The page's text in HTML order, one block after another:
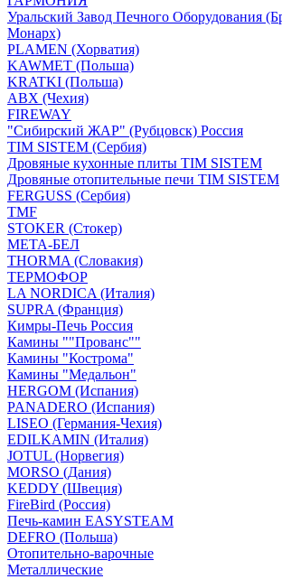
Уральский Завод Печного Оборудования
Монарх)
PLAMEN (Хорватия)
KAWMET (Польша)
KRATKI (Польша)
ABX (Чехия)
FIREWAY
"Сибирский ЖАР" (Рубцовск) Россия
TIM SISTEM (Сербия)
Дровяные кухонные плиты TIM SISTEM
Дровяные отопительные печи TIM SISTEM
FERGUSS (Сербия)
TMF
STOKER (Стокер)
МЕТА-БЕЛ
THORMA (Словакия)
ТЕРМОФОР
LA NORDICA (Италия)
SUPRA (Франция)
Кимры-Печь Россия
Камины ""Прованс""
Камины "Кострома"
Камины "Медальон"
HERGOM (Испания)
PANADERO (Испания)
LISEO (Германия-Чехия)
EDILKAMIN (Италия)
JOTUL (Норвегия)
MORSO (Дания)
KEDDY (Швеция)
FireBird (Россия)
Печь-камин EASYSTEAM
DEFRO (Польша)
Отопительно-варочные
Металлические